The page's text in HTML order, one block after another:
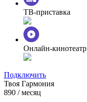
ТВ-приставка
Онлайн-кинотеатр
Подключить
Твоя Гармония
890 / месяц